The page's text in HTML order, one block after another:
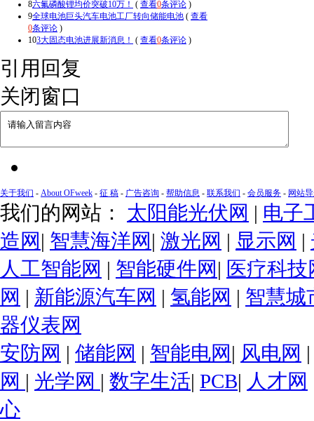
8六氟磷酸锂均价突破10万！ ( 查看0条评论 )
9全球电池巨头汽车电池工厂转向储能电池 ( 查看
0条评论 )
103大固态电池进展新消息！ ( 查看0条评论 )
引用回复
关闭窗口
关于我们 - About OFweek - 征 稿 - 广告咨询 - 帮助信息 - 联系我们 - 会员服务 - 网站
我们的网站： 太阳能光伏网 | 电子
造网 | 智慧海洋网 | 激光网 | 显示网 |
人工智能网 | 智能硬件网 | 医疗科技
网 | 新能源汽车网 | 氢能网 | 智慧城
器仪表网
安防网 | 储能网 | 智能电网 | 风电网
网 | 光学网 | 数字生活| PCB| 人才网
心